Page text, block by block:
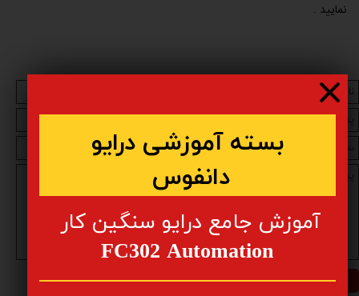
نمایید .
ارسال
​​بسته آموزشی درایو
دانفوس
​آموزش جامع درایو سنگین کار